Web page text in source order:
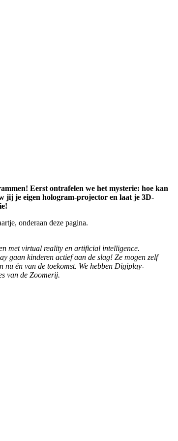
Eerst ontrafelen we het mysterie: hoe kan
jij je eigen hologram-projector en laat je 3D-
onderaan deze pagina.
met virtual reality en artificial intelligence.
gaan kinderen actief aan de slag! Ze mogen zelf
nu én van de toekomst. We hebben Digiplay-
van de Zoomerij.